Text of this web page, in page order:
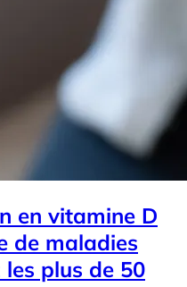
en vitamine D
de maladies
plus de 50